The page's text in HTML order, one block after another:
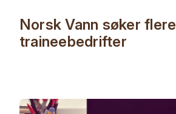
Norsk Vann søker flere
traineebedrifter